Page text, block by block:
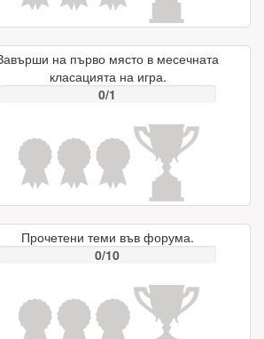
на първо място в месечната
класацията на игра.
0/1
Прочетени теми във форума.
0/10